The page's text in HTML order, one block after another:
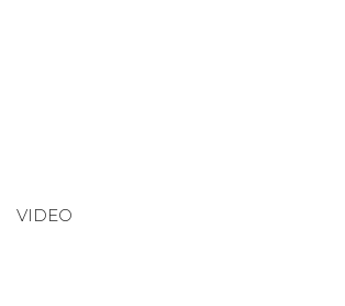
VIDEO